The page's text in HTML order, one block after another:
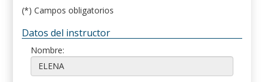
(*) Campos obligatorios
Datos del instructor
Nombre: